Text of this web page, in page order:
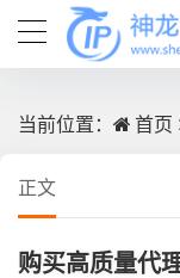
当前位置： 首页
正文
购买高质量代